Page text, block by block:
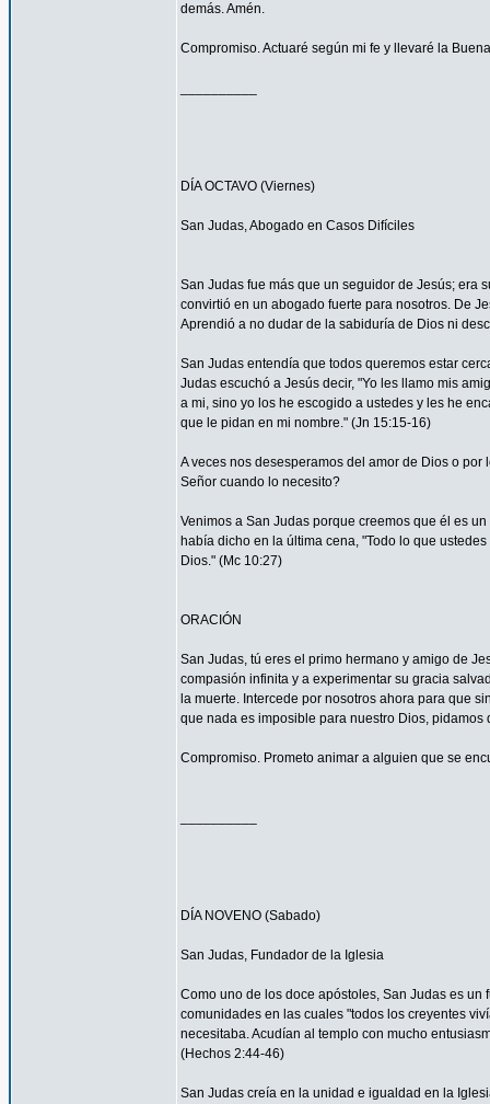
demás. Amén.
Compromiso. Actuaré según mi fe y llevaré la
DÍA OCTAVO (Viernes)
San Judas, Abogado en Casos Difíciles
San Judas fue más que un seguidor de Jesús; era
convirtió en un abogado fuerte para nosotros. De
Aprendió a no dudar de la sabiduría de Dios ni
San Judas entendía que todos queremos estar
Judas escuchó a Jesús decir, "Yo les llamo mis
a mi, sino yo los he escogido a ustedes y les he
que le pidan en mi nombre." (Jn 15:15-16)
A veces nos desesperamos del amor de Dios o
Señor cuando lo necesito?
Venimos a San Judas porque creemos que él es
había dicho en la última cena, "Todo lo que
Dios." (Mc 10:27)
ORACIÓN
San Judas, tú eres el primo hermano y amigo de
compasión infinita y a experimentar su gracia
la muerte. Intercede por nosotros ahora para que
que nada es imposible para nuestro Dios,
Compromiso. Prometo animar a alguien que se
DÍA NOVENO (Sabado)
San Judas, Fundador de la Iglesia
Como uno de los doce apóstoles, San Judas es
comunidades en las cuales "todos los creyentes
necesitaba. Acudían al templo con mucho
(Hechos 2:44-46)
San Judas creía en la unidad e igualdad en la